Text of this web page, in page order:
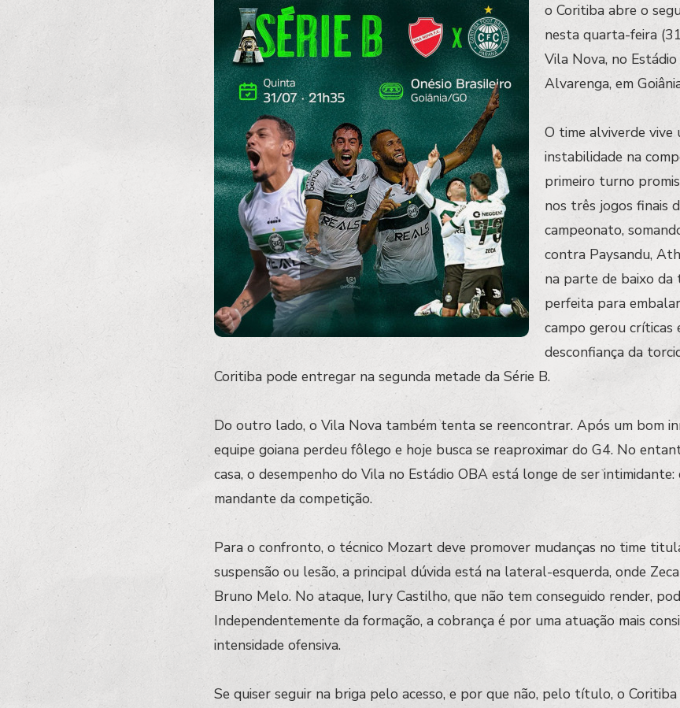
o Coritiba abre o
nesta quarta-feira
Vila Nova, no
Alvarenga, em
O time alviverde vive
instabilidade na
primeiro turno
nos três jogos finais
campeonato,
contra Paysandu,
na parte de baixo da
perfeita para
campo gerou críticas
desconfiança da
Coritiba pode entregar na segunda metade da Série B.
Do outro lado, o Vila Nova também tenta se reencontrar. Após um bom
equipe goiana perdeu fôlego e hoje busca se reaproximar do G4. No
casa, o desempenho do Vila no Estádio OBA está longe de ser intimidante:
mandante da competição.
Para o confronto, o técnico Mozart deve promover mudanças no time
suspensão ou lesão, a principal dúvida está na lateral-esquerda, onde
Bruno Melo. No ataque, Iury Castilho, que não tem conseguido render,
Independentemente da formação, a cobrança é por uma atuação mais
intensidade ofensiva.
Se quiser seguir na briga pelo acesso, e por que não, pelo título, o